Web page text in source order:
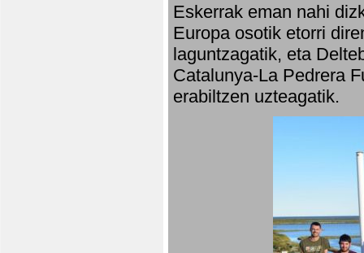
Eskerrak eman nahi
Europa osotik etorri
laguntzagatik, eta
Catalunya-La Pedrera
erabiltzen uzteagatik.